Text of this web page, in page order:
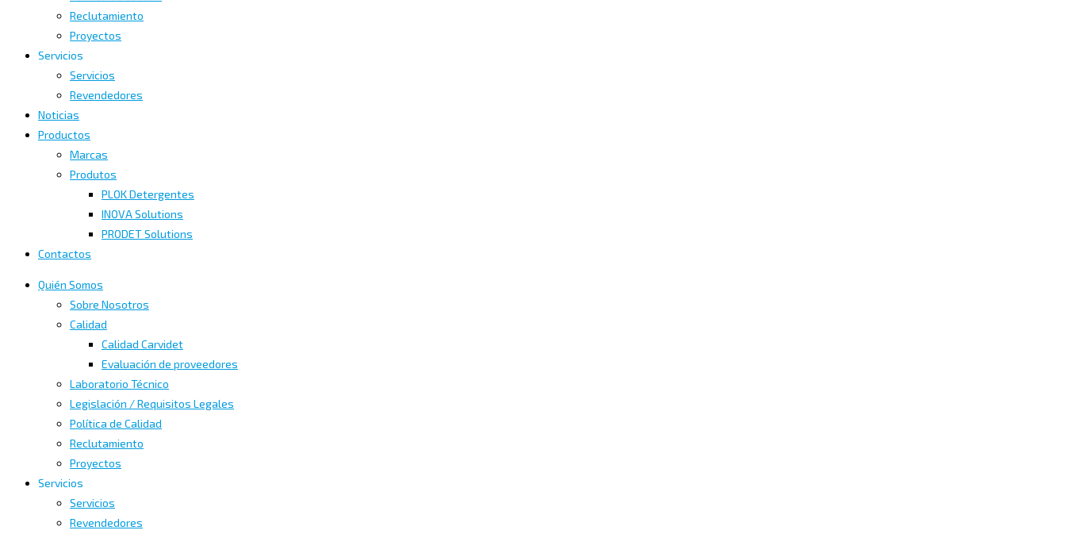
Reclutamiento
Proyectos
Servicios
Servicios
Revendedores
Noticias
Productos
Marcas
Produtos
PLOK Detergentes
INOVA Solutions
PRODET Solutions
Contactos
Quién Somos
Sobre Nosotros
Calidad
Calidad Carvidet
Evaluación de proveedores
Laboratorio Técnico
Legislación / Requisitos Legales
Política de Calidad
Reclutamiento
Proyectos
Servicios
Servicios
Revendedores